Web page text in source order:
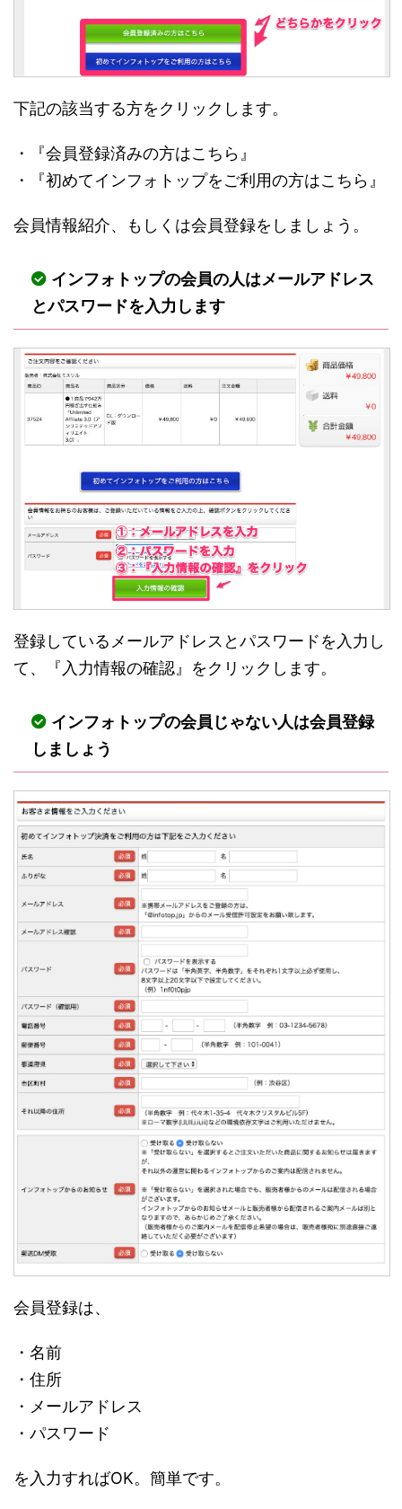
下記の該当する方をクリックします。
・『会員登録済みの方はこちら』
・『初めてインフォトップをご利用の方はこちら』
会員情報紹介、もしくは会員登録をしましょう。
インフォトップの会員の人はメールアドレス
とパスワードを入力します
登録しているメールアドレスとパスワードを入力し
て、『入力情報の確認』をクリックします。
インフォトップの会員じゃない人は会員登録
しましょう
会員登録は、
・名前
・住所
・メールアドレス
・パスワード
を入力すればOK。簡単です。